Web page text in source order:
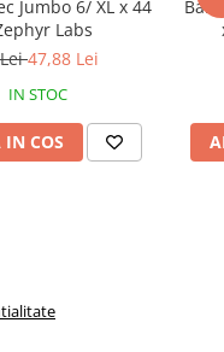
Jumbo 6/ XL x 44
Labs
47,88 Lei
IN STOC
COS